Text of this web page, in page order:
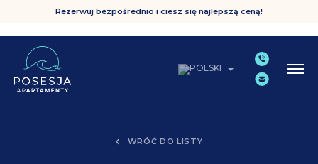
Rezerwuj bezpośrednio i ciesz się najlepszą ceną!
WRÓĆ DO LISTY